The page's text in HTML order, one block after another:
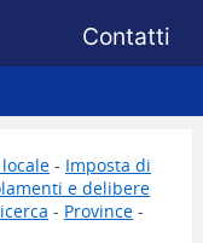
Menu di
Contatti
- Imposta di
e delibere
- Province-